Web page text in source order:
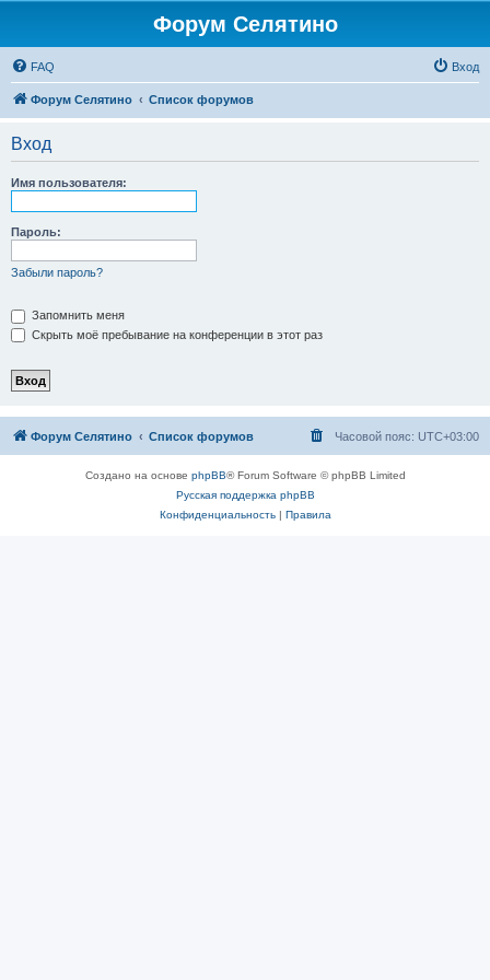
Форум Селятино
FAQ Вход
Форум Селятино Список форумов
Вход
Имя пользователя:
Пароль:
Забыли пароль?
Запомнить меня
Скрыть моё пребывание на конференции в этот раз
Форум Селятино Список форумов Часовой пояс: UTC+03:00
Создано на основе phpBB® Forum Software © phpBB Limited
Русская поддержка phpBB
Конфиденциальность| Правила